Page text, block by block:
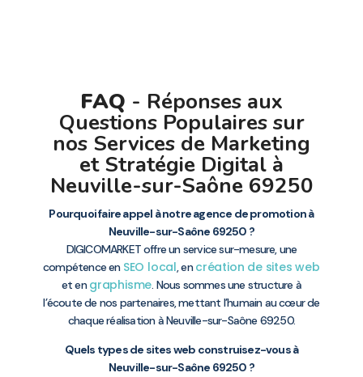
FAQ - Réponses aux
Questions Populaires sur
nos Services de Marketing
et Stratégie Digital à
Neuville-sur-Saône 69250
Pourquoi faire appel à notre agence de promotion à
Neuville-sur-Saône 69250 ?
DIGICOMARKET offre un service sur-mesure, une
compétence en SEO local, encréation de sites web
et engraphisme. Nous sommes une structure à
l’écoute de nos partenaires, mettant l’humain au cœur de
chaque réalisation à Neuville-sur-Saône 69250.
Quels types de sites web construisez-vous à
Neuville-sur-Saône 69250 ?